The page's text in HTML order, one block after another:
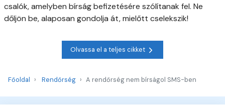
csalók, amelyben bírság befizetésére szólítanak fel. Ne
dőljön be, alaposan gondolja át, mielőtt cselekszik!
Olvassa el a teljes cikket
Főoldal Rendőrség A rendőrség nem bírságol SMS-ben